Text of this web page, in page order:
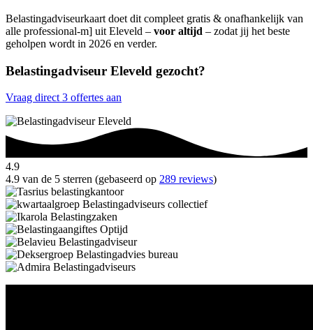
Belastingadviseurkaart doet dit compleet gratis & onafhankelijk van
alle professional-m] uit Eleveld – voor altijd – zodat jij het beste
geholpen wordt in 2026 en verder.
Belastingadviseur Eleveld gezocht?
Vraag direct 3 offertes aan
4.9
4.9 van de 5 sterren (gebaseerd op 289 reviews)